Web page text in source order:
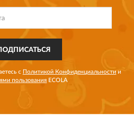
с Политикой Конфиденциальности и
пользования ECOLA